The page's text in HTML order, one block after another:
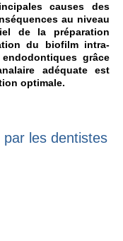
causes des
au niveau
de la préparation
du biofilm intra-
grâce
adéquate est
optimale.
les dentistes